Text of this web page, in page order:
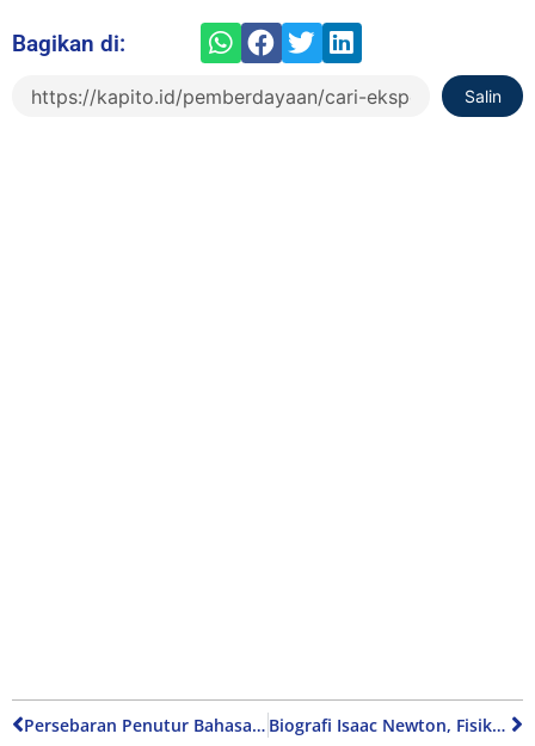
Bagikan di:
Salin
Persebaran Penutur Bahasa Indonesia di Berbagai Belahan Dunia Biografi Isaac Newton, Fisikawan Penemu Hukum Gaya Gravitasi